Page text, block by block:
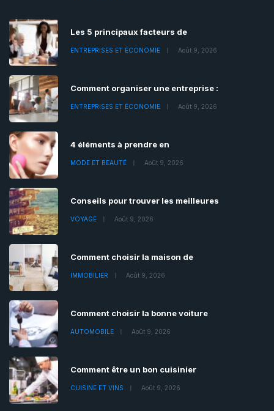
Les 5 principaux facteurs de
ENTREPRISES ET ÉCONOMIE Août 9, 2026
Comment organiser une entreprise :
ENTREPRISES ET ÉCONOMIE Août 9, 2026
4 éléments à prendre en
MODE ET BEAUTÉ Août 9, 2026
Conseils pour trouver les meilleures
VOYAGE Août 9, 2026
Comment choisir la maison de
IMMOBILIER Août 9, 2026
Comment choisir la bonne voiture
AUTOMOBILE Août 9, 2026
Comment être un bon cuisinier
CUISINE ET VINS Août 9, 2026